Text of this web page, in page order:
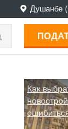
Душанбе
Как